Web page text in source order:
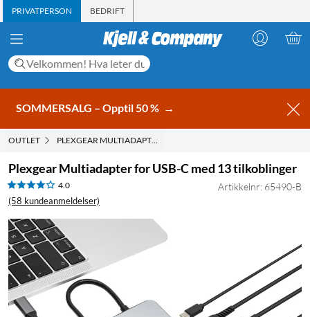
PRIVATPERSON BEDRIFT
SOMMERSALG – Opptil 50 % →
OUTLET PLEXGEAR MULTIADAPTER FOR USB-C MED 13 TILKOBLINGER
Plexgear Multiadapter for USB-C med 13 tilkoblinger
4.0
(58 kundeanmeldelser)
Artikkelnr: 65490-B